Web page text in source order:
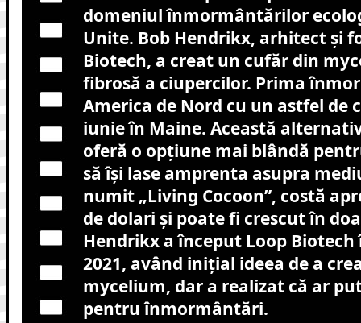
domeniul înmormântărilor
Unite. Bob Hendrikx, arhitect și
Biotech, a creat un cufăr din
fibrosă a ciupercilor. Prima
America de Nord cu un astfel de
iunie în Maine. Această
oferă o opțiune mai blândă
să își lase amprenta asupra
numit „Living Cocoon”, costă
de dolari și poate fi crescut în
Hendrikx a început Loop Biotech
2021, având inițial ideea de a
mycelium, dar a realizat că ar
pentru înmormântări.